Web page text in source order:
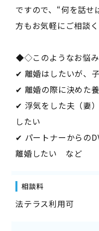
ですので、“何を話せ
方もお気軽にご相談く
――◆◇このようなお悩
✔ 離婚はしたいが、
✔ 離婚の際に決めた
✔ 浮気をした夫（妻
したい
✔ パートナーからの
離婚したい など
相談料
法テラス利用可